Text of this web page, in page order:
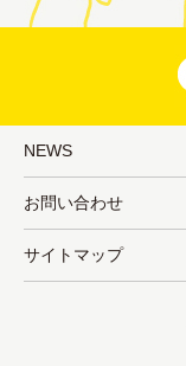
NEWS
お問い合わせ
サイトマップ